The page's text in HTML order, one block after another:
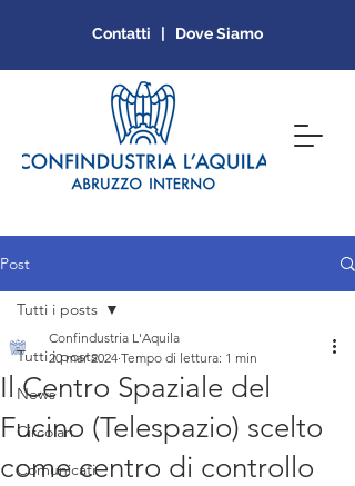
Contatti | Dove Siamo
Post
Tutti i posts
News
Circolari
Comunicati
Tutti i posts
Il Centro Spaziale del
Fucino (Telespazio) scelto
come centro di controllo
Confindustria L'Aquila
20 mar 2024 Tempo di lettura: 1 min